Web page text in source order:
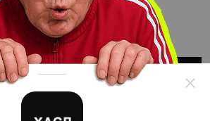
этим разберёмся, а пока
НА ГЛАВНУЮ